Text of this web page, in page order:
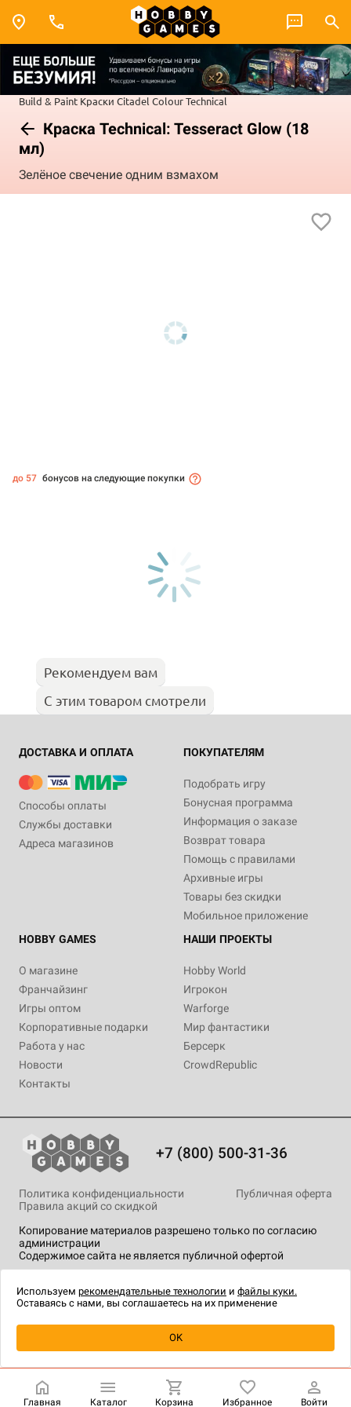
Build & Paint Краски Citadel ColourTechnical
Краска Technical: Tesseract Glow (18
мл)
Зелёное свечение одним взмахом
Уведомить о наличии
до 57 бонусов на следующие покупки
Рекомендуем вам
С этим товаром смотрели
ДОСТАВКА И ОПЛАТА
Способы оплаты
Службы доставки
Адреса магазинов
ПОКУПАТЕЛЯМ
Подобрать игру
Бонусная программа
Информация о заказе
Возврат товара
Помощь с правилами
Архивные игры
Товары без скидки
Мобильное приложение
HOBBY GAMES
О магазине
Франчайзинг
Игры оптом
Корпоративные подарки
Работа у нас
Новости
Контакты
НАШИ ПРОЕКТЫ
Hobby World
Игрокон
Warforge
Мир фантастики
Берсерк
CrowdRepublic
+7 (800) 500-31-36
Копирование материалов разрешено только по согласию
администрации
Содержимое сайта не является публичной офертой
Политика конфиденциальности
Публичная оферта
Правила акций со скидкой
технологии.
Главная Каталог Корзина Избранное Войти
Используем рекомендательные технологии и файлы куки.
Оставаясь с нами, вы соглашаетесь на их применение
OK